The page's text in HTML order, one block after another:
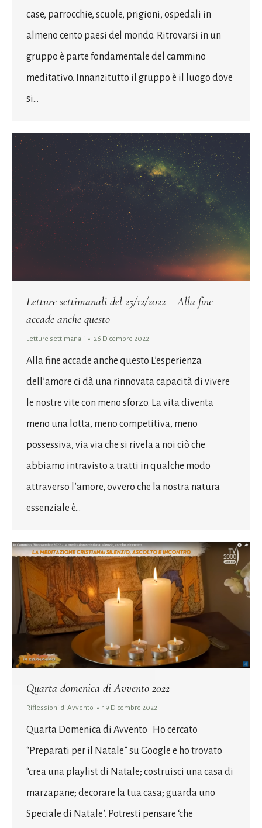
case, parrocchie, scuole, prigioni, ospedali in
almeno cento paesi del mondo. Ritrovarsi in un
gruppo è parte fondamentale del cammino
meditativo. Innanzitutto il gruppo è il luogo dove
si…
Letture settimanali del 25/12/2022 – Alla fine
accade anche questo
Letture settimanali 26 Dicembre 2022
Alla fine accade anche questo L’esperienza
dell’amore ci dà una rinnovata capacità di vivere
le nostre vite con meno sforzo. La vita diventa
meno una lotta, meno competitiva, meno
possessiva, via via che si rivela a noi ciò che
abbiamo intravisto a tratti in qualche modo
attraverso l’amore, ovvero che la nostra natura
essenziale è…
Quarta domenica di Avvento 2022
Riflessioni di Avvento 19 Dicembre 2022
Quarta Domenica di Avvento Ho cercato
“Preparati per il Natale” su Google e ho trovato
“crea una playlist di Natale; costruisci una casa di
marzapane; decorare la tua casa; guarda uno
Speciale di Natale’. Potresti pensare ‘che